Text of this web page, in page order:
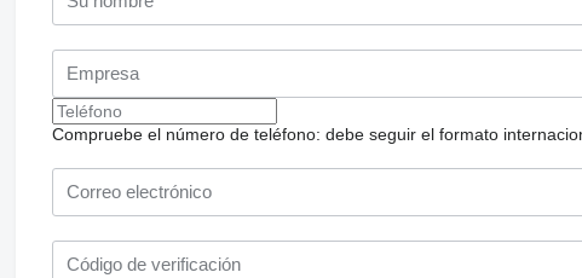
Compruebe el número de teléfono: debe seguir el formato